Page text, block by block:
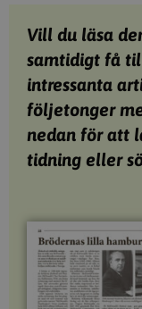
Vill du läsa
samtidigt få
intressanta
följetonger
nedan för att
tidning eller